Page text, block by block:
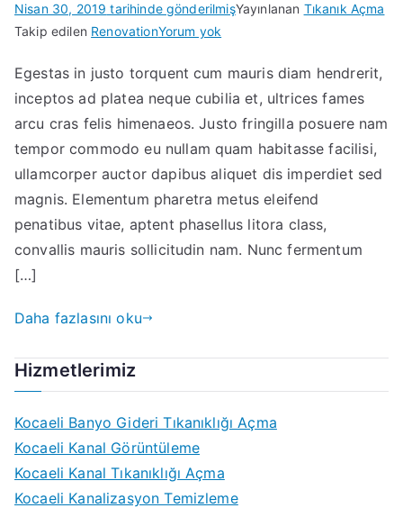
Nisan 30, 2019 tarihinde gönderilmişYayınlanan Tıkanık Açma
Takip edilen RenovationYorum yok
of
hiring
plumbers
for
your
plumbing
Egestas in justo torquent cum mauris diam hendrerit,
inceptos ad platea neque cubilia et, ultrices fames
arcu cras felis himenaeos. Justo fringilla posuere nam
tempor commodo eu nullam quam habitasse facilisi,
ullamcorper auctor dapibus aliquet dis imperdiet sed
magnis. Elementum pharetra metus eleifend
penatibus vitae, aptent phasellus litora class,
convallis mauris sollicitudin nam. Nunc fermentum
[…]
Daha fazlasını oku
Hizmetlerimiz
Kocaeli Banyo Gideri Tıkanıklığı Açma
Kocaeli Kanal Görüntüleme
Kocaeli Kanal Tıkanıklığı Açma
Kocaeli Kanalizasyon Temizleme